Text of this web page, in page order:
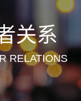
关系
RELATIONS